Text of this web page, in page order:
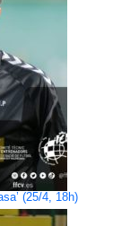
(25/4, 18h)